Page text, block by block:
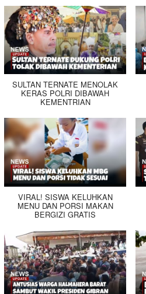
SULTAN TERNATE MENOLAK
KERAS POLRI DIBAWAH
KEMENTRIAN
VIRAL! SISWA KELUHKAN
MENU DAN PORSI MAKAN
BERGIZI GRATIS